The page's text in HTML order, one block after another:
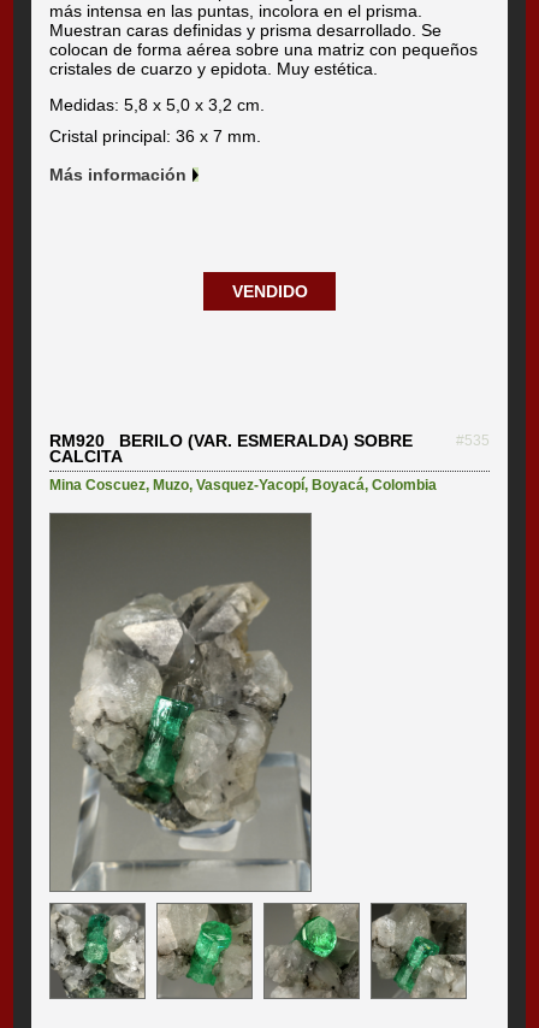
más intensa en las puntas, incolora en el prisma.
Muestran caras definidas y prisma desarrollado. Se
colocan de forma aérea sobre una matriz con pequeños
cristales de cuarzo y epidota. Muy estética.
Medidas: 5,8 x 5,0 x 3,2 cm.
Cristal principal: 36 x 7 mm.
Más información
VENDIDO
RM920 BERILO (VAR. ESMERALDA) SOBRE
CALCITA
#535
Mina Coscuez, Muzo,Vasquez-Yacopí, Boyacá,Colombia